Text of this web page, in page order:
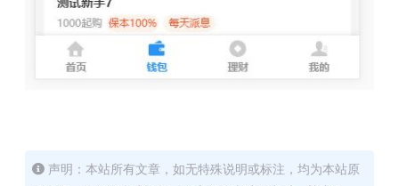
声明：本站所有文章，如无特殊说明或标注，均为本站原